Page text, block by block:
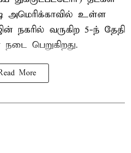
அமெரிக்காவில் உள்ள
நகரில் வருகிற 5-ந் தேதி
பெறுகிறது.
More